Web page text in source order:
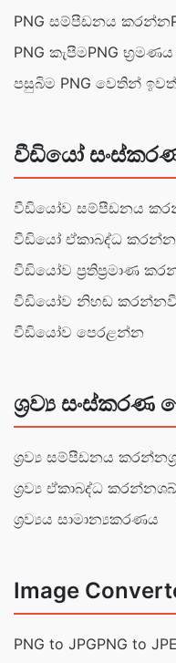
PNG සම්පීඩනය කරන්න
PNG කැපීමPNG
පසුබිම PNG වෙතින්
වීඩියෝ
වීඩියෝව සම්පීඩනය
වීඩියෝ ඒකාබද්ධ කරන්න
වීඩියෝව ප්‍රතිප්‍රමාණ
වීඩියෝව නිහඬ කරන්න
වීඩියෝව පෙරළන්න
ශ්‍රව්‍ය සංස්කරණ
ශ්‍රව්‍ය සම්පීඩනය කරන්න
ශ්‍රව්‍ය ඒකාබද්ධ කරන්න
ශ්‍රව්‍යය සාමාන්‍යකරණය
Image
PNG to JPGPNG to